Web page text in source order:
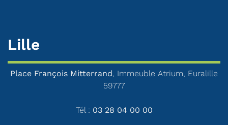
Lille
Place François Mitterrand, Immeuble Atrium, Euralille
59777
Tél : 03 28 04 00 00